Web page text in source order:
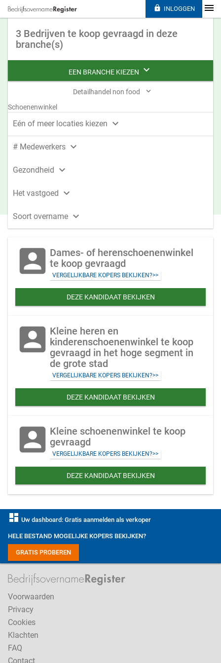
3 Bedrijven te koop gevraagd in deze
branche(s)
EEN BRANCHE KIEZEN 
Detailhandel non food 
Schoenenwinkel
Eén of meer locaties kiezen 
# Medewerkers 
Gezondheid 
Het vastgoed 
Soort overname 
account_box Dames- of herenschoenenwinkel
te koop gevraagd
VERGELIJKBARE KOPERS BEKIJKEN?>>
DEZE KANDIDAAT BEKIJKEN
account_box Kleine heren en
kinderenschoenenwinkel te koop
gevraagd in het hoge segment in
de grote stad
VERGELIJKBARE KOPERS BEKIJKEN?>>
DEZE KANDIDAAT BEKIJKEN
account_box Kleine schoenenwinkel te koop
gevraagd
VERGELIJKBARE KOPERS BEKIJKEN?>>
DEZE KANDIDAAT BEKIJKEN
 INLOGGEN
dashboard Uw dashboard: Gratis aanmelden als verkoper
HELE BESTAND MOGELIJKE KOPERS BEKIJKEN?
GRATIS PROBEREN
Voorwaarden
Privacy
Cookies
Klachten
FAQ
Contact